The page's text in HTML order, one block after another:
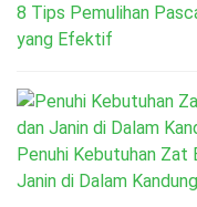
8 Tips Pemulihan
yang Efektif
Penuhi Kebutuhan Zat
Janin di Dalam